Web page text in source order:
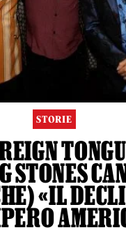
STORIE
STONES
«IL